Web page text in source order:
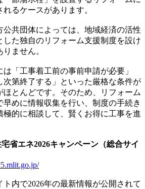
るケースがあります。
公共団体によっては、地域経済の活性
した独自のリフォーム支援制度を設け
ません。
「工事着工前の事前申請が必要」
次第終了する」といった厳格な条件が
とんどです。そのため、リフォーム
早めに情報収集を行い、制度の手続き
極的に相談して、賢くお得に工事を進
省エネ2026キャンペーン（総合サイ
内で2026年の最新情報が公開されて